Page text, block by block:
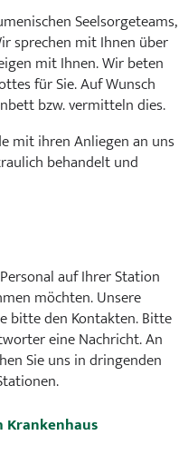
Seelsorgeteams,
sprechen mit Ihnen über
mit Ihnen. Wir beten
für Sie. Auf Wunsch
bzw. vermitteln dies.
mit ihren Anliegen an uns
behandelt und
auf Ihrer Station
möchten. Unsere
bitte den Kontakten. Bitte
eine Nachricht. An
Sie uns in dringenden
Krankenhaus